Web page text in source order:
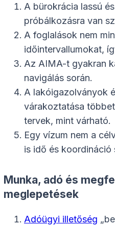
A bürokrácia lassú
próbálkozásra van
A foglalások nem
időintervallumokat,
Az AIMA-t gyakran
navigálás során.
A lakóigazolványok
várakoztatása
tervek, mint várható.
Egy vízum nem a
is idő és koordináció
Munka, adó és
meglepetések
Adóügyi illetőség